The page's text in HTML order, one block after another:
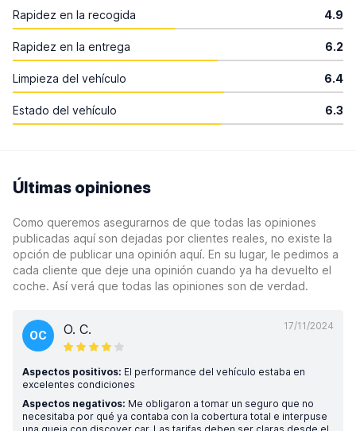
Rapidez en la recogida 4.9
Rapidez en la entrega 6.2
Limpieza del vehículo 6.4
Estado del vehículo 6.3
Últimas opiniones
Como queremos asegurarnos de que todas las opiniones
publicadas aquí son dejadas por clientes reales, no existe la
opción de publicar una opinión aquí. En su lugar, le pedimos a
cada cliente que deje una opinión cuando ya ha devuelto el
coche. Así verá que todas las opiniones son de verdad.
17/11/2024
OC O. C.
Aspectos positivos: El performance del vehículo estaba en
excelentes condiciones
Aspectos negativos: Me obligaron a tomar un seguro que no
necesitaba por qué ya contaba con la cobertura total e interpuse